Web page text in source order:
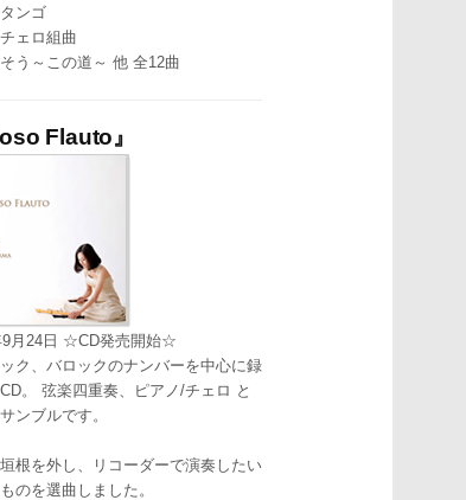
ンゴ
ェロ組曲
う～この道～ 他 全12曲
Flauto』
9月24日 ☆CD発売開始☆
ク、バロックのナンバーを中心に録
。 弦楽四重奏、ピアノ/チェロ と
ンブルです。
根を外し、リコーダーで演奏したい
のを選曲しました。